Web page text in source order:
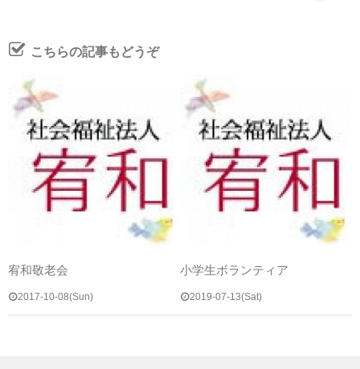
こちらの記事もどうぞ
宥和敬老会
2017-10-08(Sun)
小学生ボランティア
2019-07-13(Sat)